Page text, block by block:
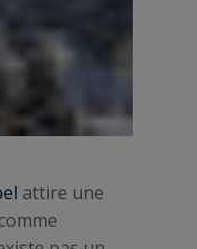
attire une
comme